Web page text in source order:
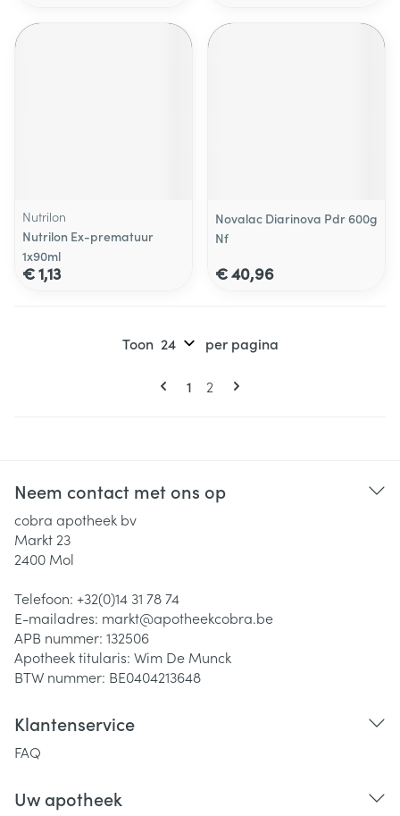
Nutrilon
Nutrilon Ex-prematuur
1x90ml
€ 1,13
Novalac Diarinova Pdr 600g
Nf
€ 40,96
Pagina's
U lees momenteel pagina
1 Pagina
2
Toon per pagina
Neem contact met ons op
cobra apotheek bv
Markt 23
2400 Mol
Telefoon: +32(0)14 31 78 74
E-mailadres: markt@apotheekcobra.be
APB nummer: 132506
Apotheek titularis: Wim De Munck
BTW nummer: BE0404213648
Klantenservice
FAQ
Uw apotheek